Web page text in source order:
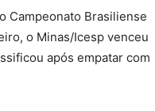
Campeonato Brasiliense
o Minas/Icesp venceu
após empatar com